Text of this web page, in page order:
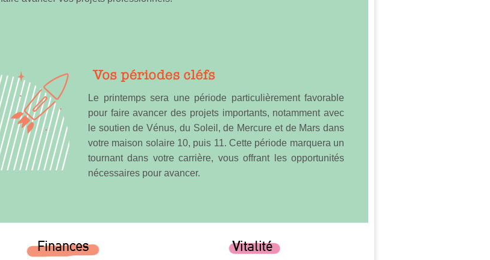
Le printemps sera une période particulièrement favorable
pour faire avancer des projets importants, notamment avec
le soutien de Vénus, du Soleil, de Mercure et de Mars dans
votre maison solaire 10, puis 11. Cette période marquera un
tournant dans votre carrière, vous offrant les opportunités
nécessaires pour avancer.